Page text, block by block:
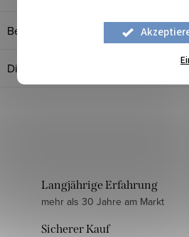
Bewertung
Diskussion
Langjährige Erfahrung
mehr als 30 Jahre am Markt
Sicherer Kauf